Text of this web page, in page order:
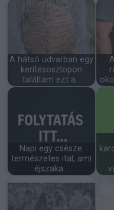
A hátsó udvarban egy
kerítésoszlopon
találtam ezt a…
Napi egy csésze:
természetes ital, ami
éjszaka…